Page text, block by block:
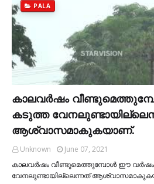
PALA
കാലവര്‍ഷം
കടുത്ത
ആശ്വാസമാകുകയാണ്.
Unknown
June 07, 2021
കാലവര്‍ഷം വീണ്ടുമെത്തുമ്പോള്‍ ഈ
വേനലുണ്ടായില്ലെന്നത്